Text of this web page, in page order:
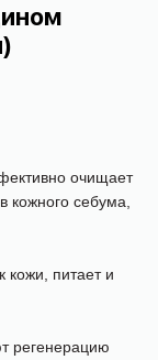
очищает
кожного себума,
кожи, питает и
регенерацию